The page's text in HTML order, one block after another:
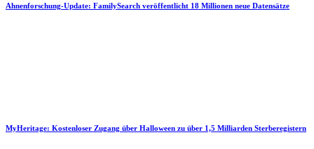
Ahnenforschung-Update: FamilySearch veröffentlicht 18 Millionen neue Datensätze
MyHeritage: Kostenloser Zugang über Halloween zu über 1,5 Milliarden Sterberegistern